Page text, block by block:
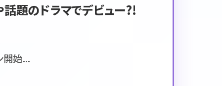
話題のドラマでデビュー?!
開始...